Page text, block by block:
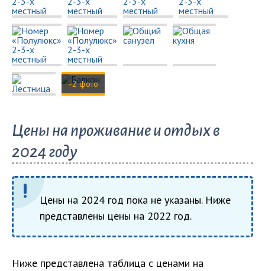
+2 фото
Цены на проживание и отдых в
2024 году
Цены на 2024 год пока не указаны. Ниже
представлены цены на 2022 год.
Ниже представлена таблица с ценами на